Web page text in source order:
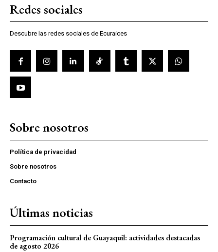
Redes sociales
Descubre las redes sociales de Ecuraices
Sobre nosotros
Política de privacidad
Sobre nosotros
Contacto
Últimas noticias
Programación cultural de Guayaquil: actividades destacadas
de agosto 2026